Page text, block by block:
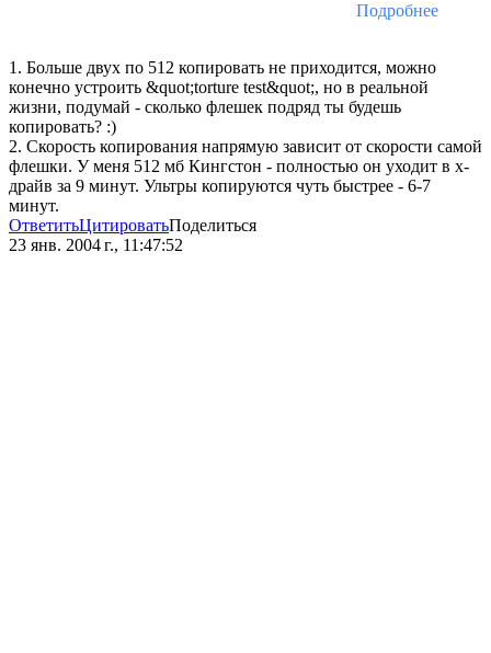
Подробнее
1. Больше двух по 512 копировать не приходится, можно
конечно устроить &quot;torture test&quot;, но в реальной
жизни, подумай - сколько флешек подряд ты будешь
копировать? :)
2. Скорость копирования напрямую зависит от скорости самой
флешки. У меня 512 мб Кингстон - полностью он уходит в х-
драйв за 9 минут. Ультры копируются чуть быстрее - 6-7
минут.
ОтветитьЦитироватьПоделиться
23 янв. 2004 г., 11:47:52